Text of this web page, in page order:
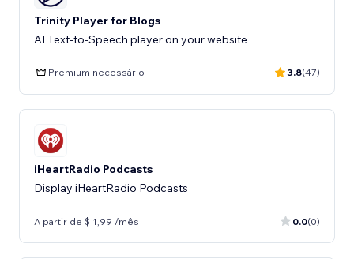
Trinity Player for Blogs
AI Text-to-Speech player on your website
Premium necessário 3.8(47)
iHeartRadio Podcasts
Display iHeartRadio Podcasts
A partir de $ 1,99 /mês 0.0(0)